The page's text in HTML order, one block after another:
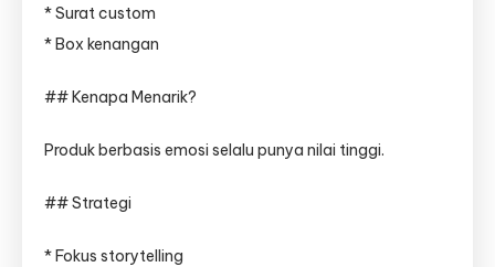
* Surat custom
* Box kenangan
## Kenapa Menarik?
Produk berbasis emosi selalu punya nilai tinggi.
## Strategi
* Fokus storytelling